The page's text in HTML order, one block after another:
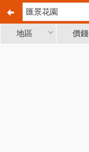
地區 價錢